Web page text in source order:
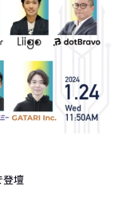
登壇